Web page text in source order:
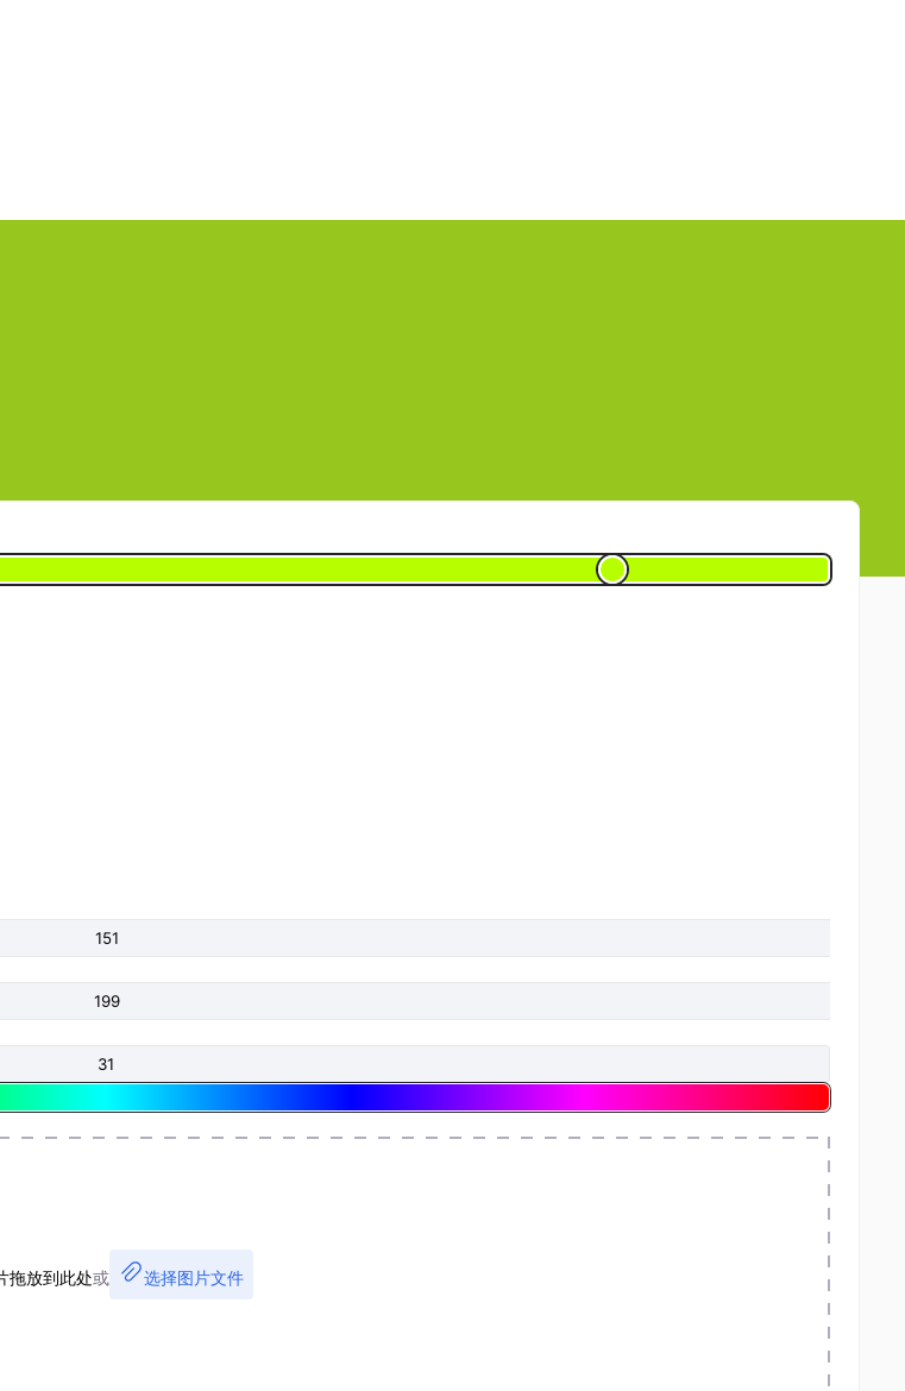
拖放到此处或 选择图片文件